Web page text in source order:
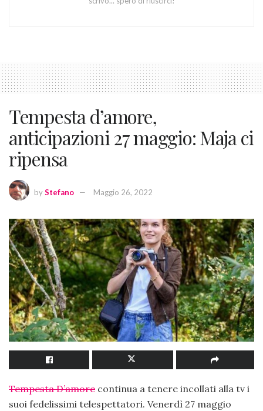
Tempesta d’amore,
anticipazioni 27 maggio: Maja ci
ripensa
byStefano Maggio 26, 2022
Tempesta D’amore continua a tenere incollati alla tv i
suoi fedelissimi telespettatori. Venerdì 27 maggio